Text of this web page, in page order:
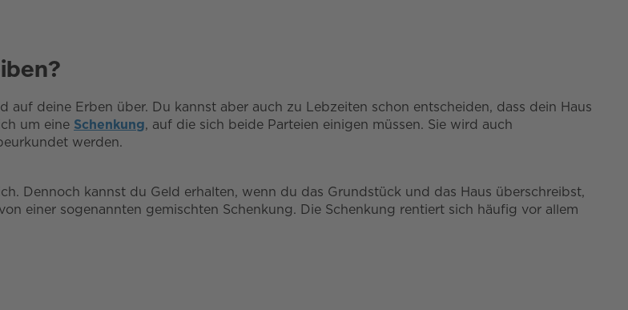
auf deine Erben über. Du kannst aber auch zu Lebzeiten schon entscheiden, dass dein Haus
um eine Schenkung, auf die sich beide Parteien einigen müssen. Sie wird auch
werden.
Dennoch kannst du Geld erhalten, wenn du das Grundstück und das Haus überschreibst,
einer sogenannten gemischten Schenkung. Die Schenkung rentiert sich häufig vor allem